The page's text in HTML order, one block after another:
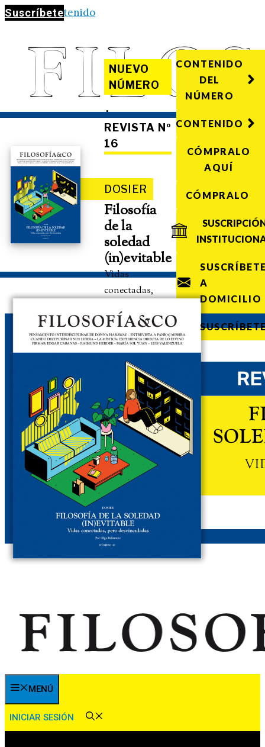
Suscríbete
Saltar al contenido
NUEVO
NÚMERO
·
REVISTA Nº
16
DOSIER
Filosofía
de la
soledad
(in)evitable
Vidas
conectadas,
desvinculadas
CONTENIDO
DEL
NÚMERO
CONTENIDO
CÓMPRALO
AQUÍ
CÓMPRALO
A
DOMICILIO
MENÚ
INICIAR SESIÓN